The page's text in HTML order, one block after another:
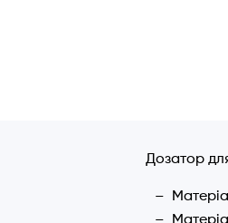
Дозатор